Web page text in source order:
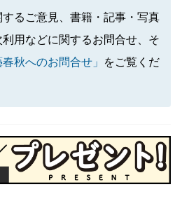
るご意見、書籍・記事・写真
用などに関するお問合せ、そ
春秋へのお問合せ」
をご覧くだ